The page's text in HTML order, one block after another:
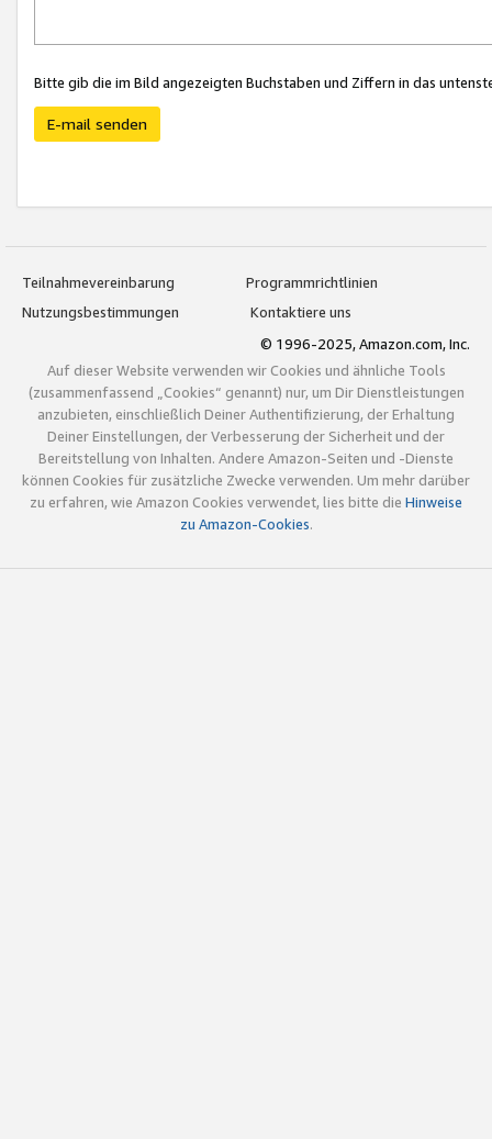
Bitte gib die im Bild angezeigten Buchstaben und Ziffern in das
E-mail senden
Teilnahmevereinbarung
Programmrichtlinien
Nutzungsbestimmungen
Kontaktiere uns
© 1996-2025, Amazon.com, Inc.
Auf dieser Website verwenden wir Cookies und ähnliche Tools
(zusammenfassend „Cookies“ genannt) nur, um Dir Dienstleistungen
anzubieten, einschließlich Deiner Authentifizierung, der Erhaltung
Deiner Einstellungen, der Verbesserung der Sicherheit und der
Bereitstellung von Inhalten. Andere Amazon-Seiten und -Dienste
können Cookies für zusätzliche Zwecke verwenden. Um mehr darüber
zu erfahren, wie Amazon Cookies verwendet, lies bitte die Hinweise
zu Amazon-Cookies.